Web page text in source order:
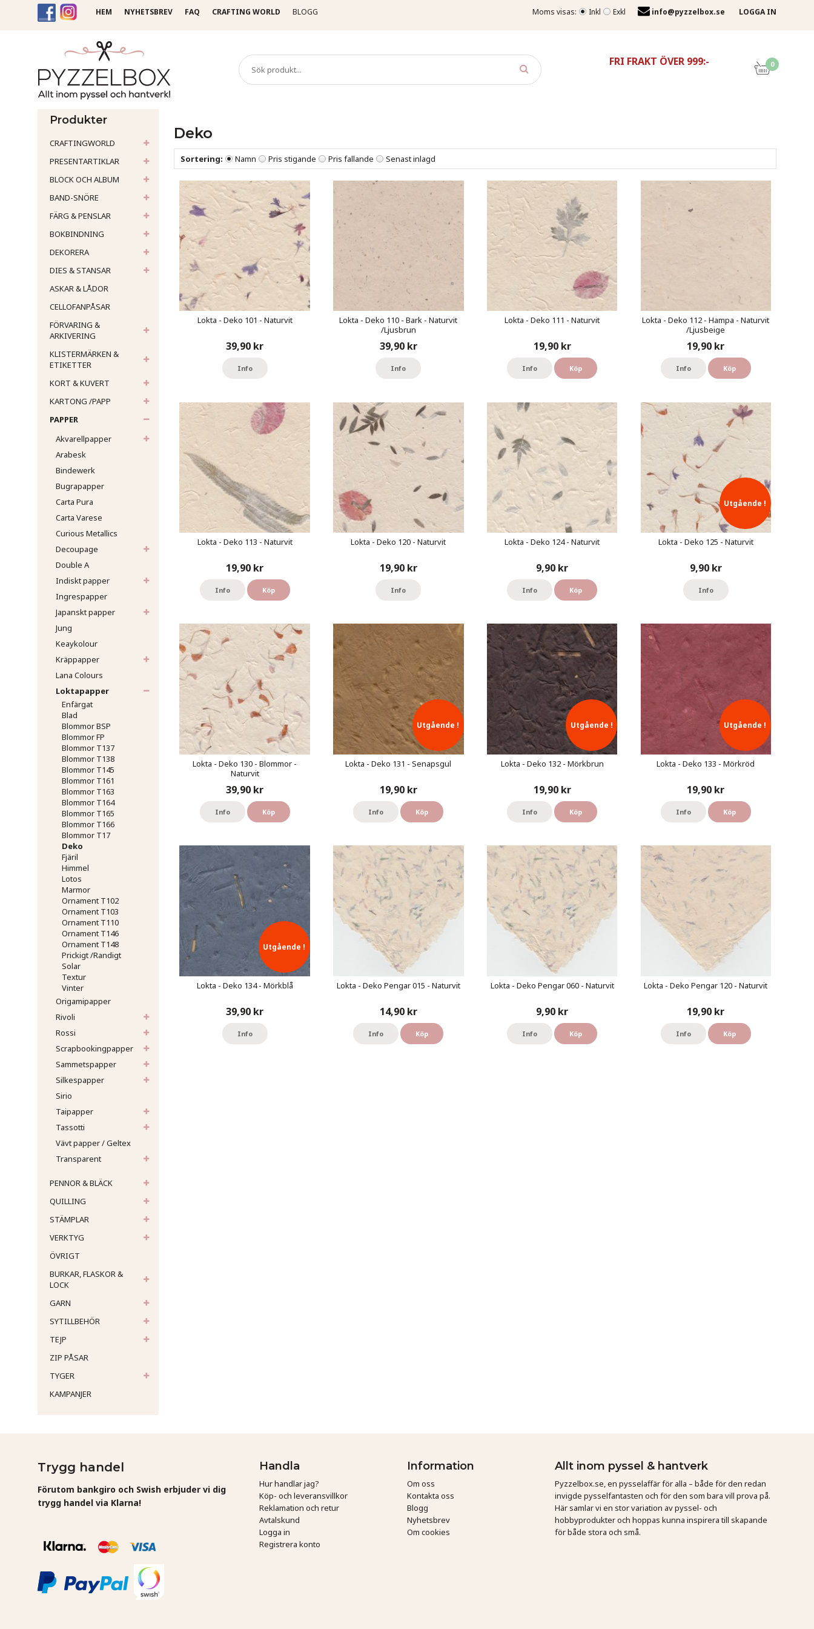
Moms visas: Inkl Exkl info@pyzzelbox.se LOGGA IN
HEM NYHETSBREV FAQ CRAFTING WORLD BLOGG
FRI FRAKT ÖVER 999:- 0
Produkter
CRAFTINGWORLD
PRESENTARTIKLAR
BLOCK OCH ALBUM
BAND-SNÖRE
FÄRG & PENSLAR
BOKBINDNING
DEKORERA
DIES & STANSAR
ASKAR & LÅDOR
CELLOFANPÅSAR
FÖRVARING &
ARKIVERING
KLISTERMÄRKEN &
ETIKETTER
KORT & KUVERT
KARTONG /PAPP
PAPPER
Akvarellpapper
Arabesk
Bindewerk
Bugrapapper
Carta Pura
Carta Varese
Curious Metallics
Decoupage
Double A
Indiskt papper
Ingrespapper
Japanskt papper
Jung
Keaykolour
Kräppapper
Lana Colours
Loktapapper
Enfärgat
Blad
Blommor BSP
Blommor FP
Blommor T137
Blommor T138
Blommor T145
Blommor T161
Blommor T163
Blommor T164
Blommor T165
Blommor T166
Blommor T17
Deko
Fjäril
Himmel
Lotos
Marmor
Ornament T102
Ornament T103
Ornament T110
Ornament T146
Ornament T148
Prickigt /Randigt
Solar
Textur
Vinter
Origamipapper
Rivoli
Rossi
Scrapbookingpapper
Sammetspapper
Silkespapper
Sirio
Taipapper
Tassotti
Vävt papper / Geltex
Transparent
PENNOR & BLÄCK
QUILLING
STÄMPLAR
VERKTYG
ÖVRIGT
BURKAR, FLASKOR &
LOCK
GARN
SYTILLBEHÖR
TEJP
ZIP PÅSAR
TYGER
KAMPANJER
Deko
Sortering: Namn Pris stigande Pris fallande Senast inlagd
Lokta - Deko 101 - Naturvit
39,90 kr
Info
Lokta - Deko 110 - Bark - Naturvit
/Ljusbrun
39,90 kr
Info
Lokta - Deko 111 - Naturvit
19,90 kr
Info Köp
Lokta - Deko 112 - Hampa - Naturvit
/Ljusbeige
19,90 kr
Info Köp
Lokta - Deko 113 - Naturvit
19,90 kr
Info Köp
Lokta - Deko 120 - Naturvit
19,90 kr
Info
Lokta - Deko 124 - Naturvit
9,90 kr
Info Köp
Utgående !
Lokta - Deko 125 - Naturvit
9,90 kr
Info
Lokta - Deko 130 - Blommor -
Naturvit
39,90 kr
Info Köp
Utgående !
Lokta - Deko 131 - Senapsgul
19,90 kr
Info Köp
Utgående !
Lokta - Deko 132 - Mörkbrun
19,90 kr
Info Köp
Utgående !
Lokta - Deko 133 - Mörkröd
19,90 kr
Info Köp
Utgående !
Lokta - Deko 134 - Mörkblå
39,90 kr
Info
Lokta - Deko Pengar 015 - Naturvit
14,90 kr
Info Köp
Lokta - Deko Pengar 060 - Naturvit
9,90 kr
Info Köp
Lokta - Deko Pengar 120 - Naturvit
19,90 kr
Info Köp
Trygg handel
Förutom bankgiro och Swish erbjuder vi dig
trygg handel via Klarna!
Handla
Hur handlar jag?
Köp- och leveransvillkor
Reklamation och retur
Avtalskund
Logga in
Registrera konto
Information
Om oss
Kontakta oss
Blogg
Nyhetsbrev
Om cookies
Allt inom pyssel & hantverk
Pyzzelbox.se, en pysselaffär för alla – både för den redan
invigde pysselfantasten och för den som bara vill prova på.
Här samlar vi en stor variation av pyssel- och
hobbyprodukter och hoppas kunna inspirera till skapande
för både stora och små.